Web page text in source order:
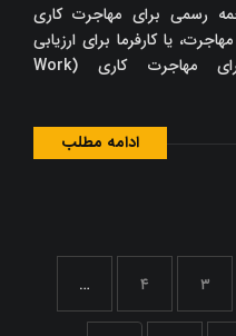
رسمی برای مهاجرت کاری
یا کارفرما برای ارزیابی
مهارت و صلاحیت شغلی برای مهاجرت کاری (Work
ادامه مطلب
۳ ۴ …